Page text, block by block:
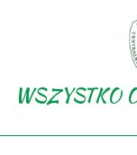
WSZYSTKO